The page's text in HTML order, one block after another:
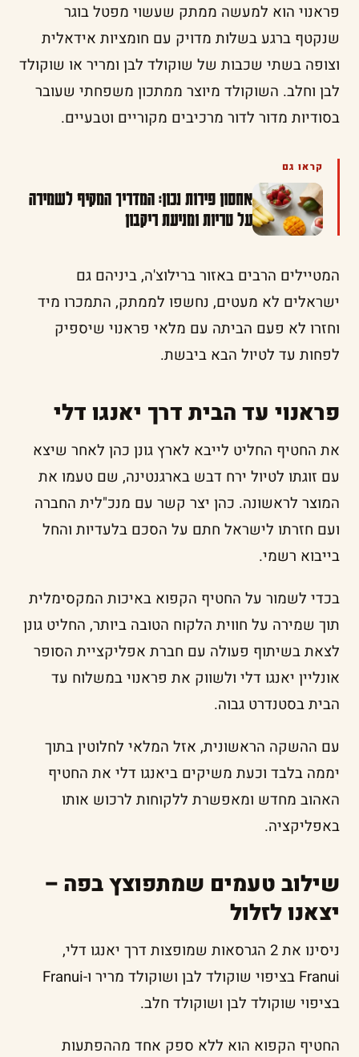
פראנוי הוא למעשה ממתק שעשוי מפטל בוגר
שנקטף ברגע בשלות מדויק עם חומציות אידאלית
וצופה בשתי שכבות של שוקולד לבן ומריר או שוקולד
לבן וחלב. השוקולד מיוצר ממתכון משפחתי שעובר
בסודיות מדור לדור מרכיבים מקוריים וטבעיים.
קראו גם
אחסון פירות נכון: המדריך המקיף לשמירה
על טריות ומניעת ריקבון
המטיילים הרבים באזור ברילוצ'ה, ביניהם גם
ישראלים לא מעטים, נחשפו לממתק, התמכרו מיד
וחזרו לא פעם הביתה עם מלאי פראנוי שיספיק
לפחות עד לטיול הבא ביבשת.
פראנוי עד הבית דרך יאנגו דלי
את החטיף החליט לייבא לארץ גונן כהן לאחר שיצא
עם זוגתו לטיול ירח דבש בארגנטינה, שם טעמו את
המוצר לראשונה. כהן יצר קשר עם מנכ"לית החברה
ועם חזרתו לישראל חתם על הסכם בלעדיות והחל
בייבוא רשמי.
בכדי לשמור על החטיף הקפוא באיכות המקסימלית
תוך שמירה על חווית הלקוח הטובה ביותר, החליט גונן
לצאת בשיתוף פעולה עם חברת אפליקציית הסופר
אונליין יאנגו דלי ולשווק את פראנוי במשלוח עד
הבית בסטנדרט גבוה.
עם ההשקה הראשונית, אזל המלאי לחלוטין בתוך
יממה בלבד וכעת משיקים ביאנגו דלי את החטיף
האהוב מחדש ומאפשרת ללקוחות לרכוש אותו
באפליקציה.
שילוב טעמים שמתפוצץ בפה –
יצאנו לזלול
ניסינו את 2 הגרסאות שמופצות דרך יאנגו דלי,
Franui בציפוי שוקולד לבן ושוקולד מריר ו-Franui
בציפוי שוקולד לבן ושוקולד חלב.
החטיף הקפוא הוא ללא ספק אחד מההפתעות